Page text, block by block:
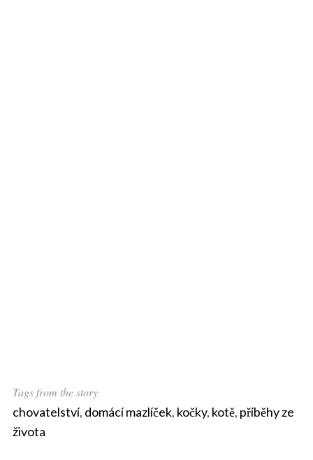
Tags from the story
chovatelství, domácí mazlíček, kočky, kotě, příběhy ze
života